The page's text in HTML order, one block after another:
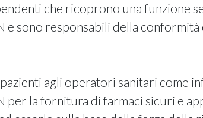
che ricoprono una funzione
sono responsabili della conformità
agli operatori sanitari come
la fornitura di farmaci sicuri e